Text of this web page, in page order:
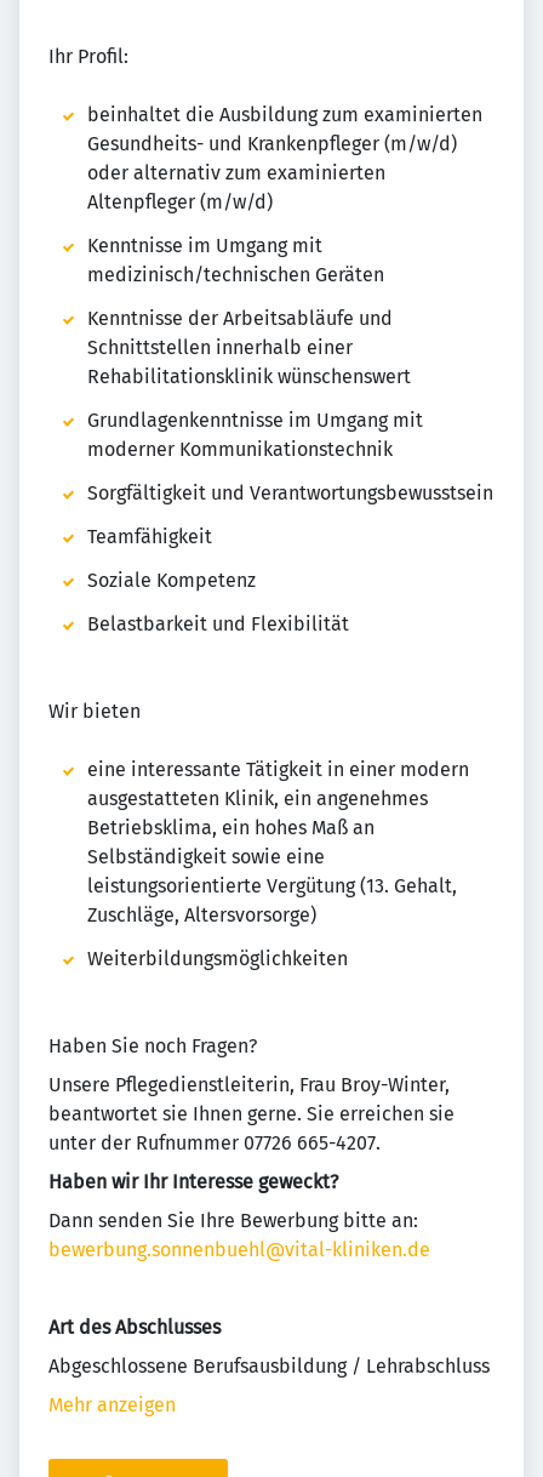
Ihr Profil:
beinhaltet die Ausbildung zum examinierten
Gesundheits- und Krankenpfleger (m/w/d)
oder alternativ zum examinierten
Altenpfleger (m/w/d)
Kenntnisse im Umgang mit
medizinisch/technischen Geräten
Kenntnisse der Arbeitsabläufe und
Schnittstellen innerhalb einer
Rehabilitationsklinik wünschenswert
Grundlagenkenntnisse im Umgang mit
moderner Kommunikationstechnik
Sorgfältigkeit und Verantwortungsbewusstsein
Teamfähigkeit
Soziale Kompetenz
Belastbarkeit und Flexibilität
Wir bieten
eine interessante Tätigkeit in einer modern
ausgestatteten Klinik, ein angenehmes
Betriebsklima, ein hohes Maß an
Selbständigkeit sowie eine
leistungsorientierte Vergütung (13. Gehalt,
Zuschläge, Altersvorsorge)
Weiterbildungsmöglichkeiten
Haben Sie noch Fragen?
Unsere Pflegedienstleiterin, Frau Broy-Winter,
beantwortet sie Ihnen gerne. Sie erreichen sie
unter der Rufnummer 07726 665-4207.
Haben wir Ihr Interesse geweckt?
Dann senden Sie Ihre Bewerbung bitte an:
bewerbung.sonnenbuehl@vital-kliniken.de
Art des Abschlusses
Abgeschlossene Berufsausbildung / Lehrabschluss
Mehr anzeigen